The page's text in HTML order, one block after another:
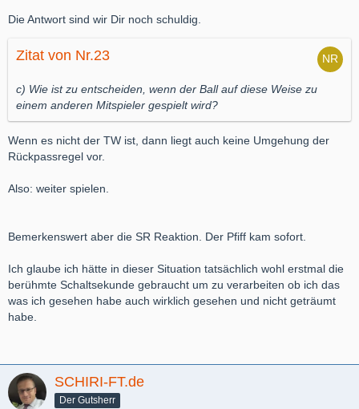
Die Antwort sind wir Dir noch schuldig.
Zitat von Nr.23
c) Wie ist zu entscheiden, wenn der Ball auf diese Weise zu
einem anderen Mitspieler gespielt wird?
Wenn es nicht der TW ist, dann liegt auch keine Umgehung der
Rückpassregel vor.
Also: weiter spielen.
Bemerkenswert aber die SR Reaktion. Der Pfiff kam sofort.
Ich glaube ich hätte in dieser Situation tatsächlich wohl erstmal die
berühmte Schaltsekunde gebraucht um zu verarbeiten ob ich das
was ich gesehen habe auch wirklich gesehen und nicht geträumt
habe.
SCHIRI-FT.de
Der Gutsherr